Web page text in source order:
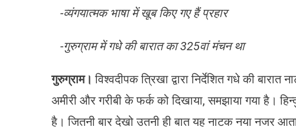
के
फर्क
को
बखूबी
-व्यंगयात्मक भाषा में खूब किए गए हैं प्रहार
-गुरुग्राम में गधे की बारात का 325वां मंचन था
गुरुग्राम। विश्वदीपक त्रिखा द्वारा निर्देशित गधे की
अमीरी और गरीबी के फर्क को दिखाया, समझाया गया है।
है। जितनी बार देखो उतनी ही बात यह नाटक नया नजर